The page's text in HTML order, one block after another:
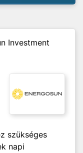
Investment
szükséges
napi